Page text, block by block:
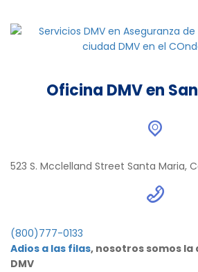
Oficina DMV en
523 S. Mcclelland Street Santa Maria,
(800)777-0133
Adios a las filas, nosotros somos
DMV